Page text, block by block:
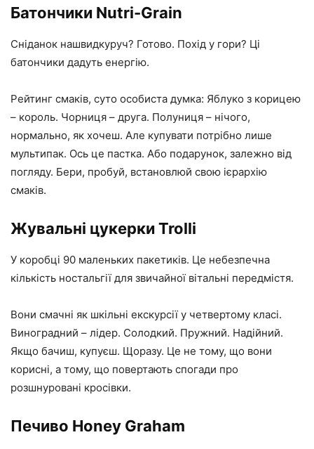
Батончики Nutri-Grain
Сніданок нашвидкуруч? Готово. Похід у гори? Ці
батончики дадуть енергію.
Рейтинг смаків, суто особиста думка: Яблуко з корицею
– король. Чорниця – друга. Полуниця – нічого,
нормально, як хочеш. Але купувати потрібно лише
мультипак. Ось це пастка. Або подарунок, залежно від
погляду. Бери, пробуй, встановлюй свою ієрархію
смаків.
Жувальні цукерки Trolli
У коробці 90 маленьких пакетиків. Це небезпечна
кількість ностальгії для звичайної вітальні передмістя.
Вони смачні як шкільні екскурсії у четвертому класі.
Виноградний – лідер. Солодкий. Пружний. Надійний.
Якщо бачиш, купуєш. Щоразу. Це не тому, що вони
корисні, а тому, що повертають спогади про
розшнуровані кросівки.
Печиво Honey Graham